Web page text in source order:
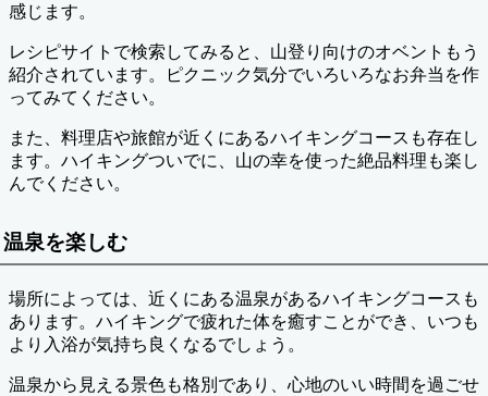
感じます。
レシピサイトで検索してみると、山登り向けのオベントもう
紹介されています。ピクニック気分でいろいろなお弁当を作
ってみてください。
また、料理店や旅館が近くにあるハイキングコースも存在し
ます。ハイキングついでに、山の幸を使った絶品料理も楽し
んでください。
温泉を楽しむ
場所によっては、近くにある温泉があるハイキングコースも
あります。ハイキングで疲れた体を癒すことができ、いつも
より入浴が気持ち良くなるでしょう。
温泉から見える景色も格別であり、心地のいい時間を過ごせ